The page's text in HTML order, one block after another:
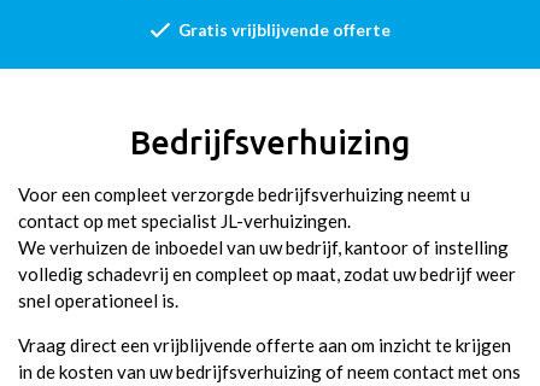
Valkenswaard
Geldrop
Leende
Gratis vrijblijvende offerte
Bedrijfsverhuizing
Voor een compleet verzorgde bedrijfsverhuizing neemt u
contact op met specialist JL-verhuizingen.
We verhuizen de inboedel van uw bedrijf, kantoor of instelling
volledig schadevrij en compleet op maat, zodat uw bedrijf weer
snel operationeel is.
Vraag direct een vrijblijvende offerte aan om inzicht te krijgen
in de kosten van uw bedrijfsverhuizing of neem contact met ons